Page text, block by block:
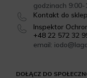
DOŁĄCZ DO
godzinach 9:00-
Kontakt do
Inspektor
+48 22 572 32
email: